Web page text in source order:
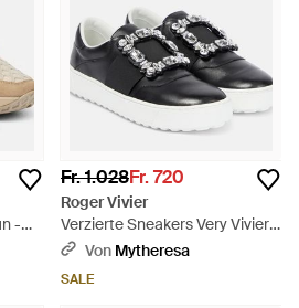
-
Fr. 1.028Fr. 720
Roger Vivier
Verzierte Sneakers Very Vivier
Aus Leder - Schwarz
Von Mytheresa
SALE